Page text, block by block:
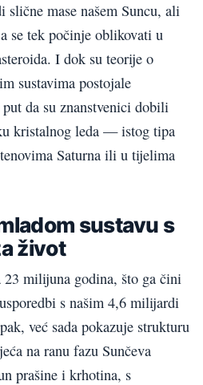
mase našem Suncu, ali
se tek počinje oblikovati u
I dok su teorije o
sustavima postojale
da su znanstvenici dobili
kristalnog leda — istog tipa
Saturna ili u tijelima
sustavu s
život
23 milijuna godina, što ga čini
s našim 4,6 milijardi
već sada pokazuje strukturu
na ranu fazu Sunčeva
prašine i krhotina, s